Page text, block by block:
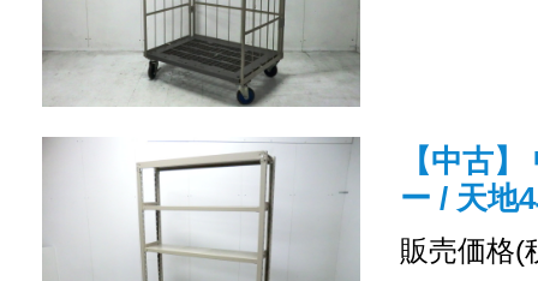
【中古
ー / 天地
販売価格(